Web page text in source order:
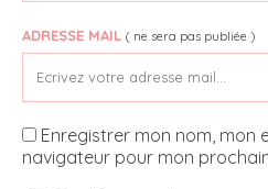
ADRESSE MAIL ( ne sera pas publiée )
Enregistrer mon nom, mon
navigateur pour mon